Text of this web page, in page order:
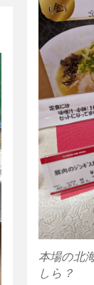
本場の北
しら？